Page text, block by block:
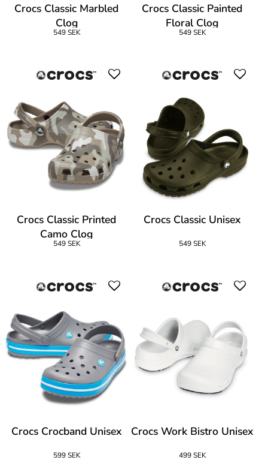
Crocs Classic Marbled
Clog
549 SEK
Crocs Classic Painted
Floral Clog
549 SEK
Crocs Classic Printed
Camo Clog
549 SEK
Crocs Classic Unisex
549 SEK
Crocs Crocband Unisex
599 SEK
Crocs Work Bistro Unisex
499 SEK